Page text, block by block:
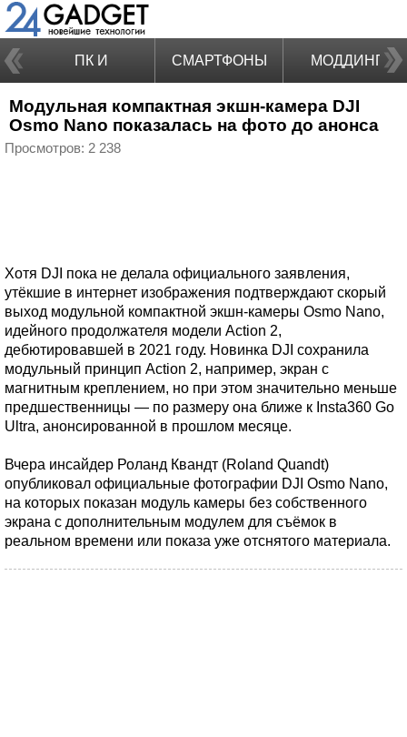
ПК И
НОУТБУКИ
СМАРТФОНЫ МОДДИНГ
Модульная компактная экшн-камера DJI
Osmo Nano показалась на фото до анонса
Просмотров: 2 238
Хотя DJI пока не делала официального заявления,
утёкшие в интернет изображения подтверждают скорый
выход модульной компактной экшн-камеры Osmo Nano,
идейного продолжателя модели Action 2,
дебютировавшей в 2021 году. Новинка DJI сохранила
модульный принцип Action 2, например, экран с
магнитным креплением, но при этом значительно меньше
предшественницы — по размеру она ближе к Insta360 Go
Ultra, анонсированной в прошлом месяце.
Вчера инсайдер Роланд Квандт (Roland Quandt)
опубликовал официальные фотографии DJI Osmo Nano,
на которых показан модуль камеры без собственного
экрана с дополнительным модулем для съёмок в
реальном времени или показа уже отснятого материала.